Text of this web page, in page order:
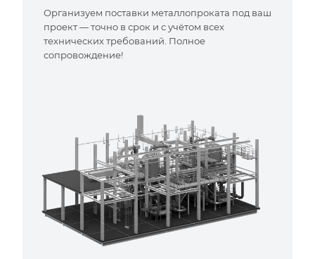
Организуем поставки металлопроката под ваш
проект — точно в срок и с учётом всех
технических требований. Полное
сопровождение!